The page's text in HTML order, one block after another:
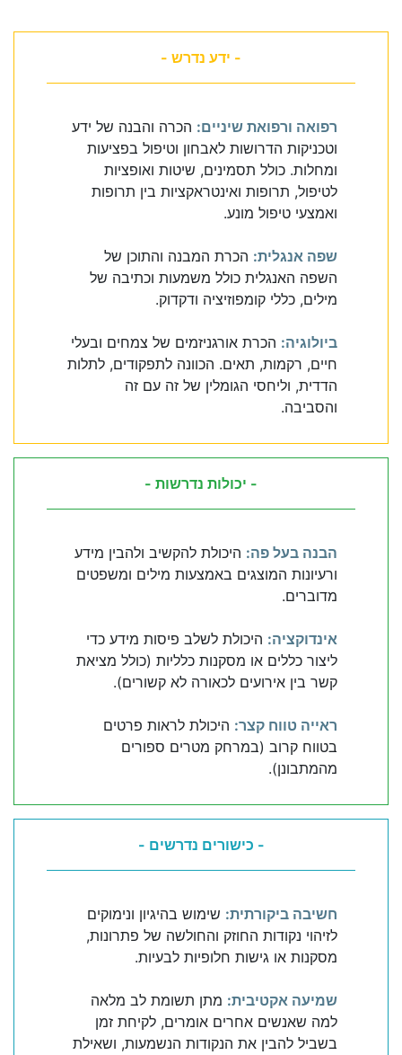
- ידע נדרש -
רפואה ורפואת שיניים: הכרה והבנה של ידע
וטכניקות הדרושות לאבחון וטיפול בפציעות
ומחלות. כולל תסמינים, שיטות ואופציות
לטיפול, תרופות ואינטראקציות בין תרופות
ואמצעי טיפול מונע.
שפה אנגלית: הכרת המבנה והתוכן של
השפה האנגלית כולל משמעות וכתיבה של
מילים, כללי קומפוזיציה ודקדוק.
ביולוגיה: הכרת אורגניזמים של צמחים ובעלי
חיים, רקמות, תאים. הכוונה לתפקודים, לתלות
הדדית, וליחסי הגומלין של זה עם זה
והסביבה.
- יכולות נדרשות -
הבנה בעל פה: היכולת להקשיב ולהבין מידע
ורעיונות המוצגים באמצעות מילים ומשפטים
מדוברים.
אינדוקציה: היכולת לשלב פיסות מידע כדי
ליצור כללים או מסקנות כלליות (כולל מציאת
קשר בין אירועים לכאורה לא קשורים).
ראייה טווח קצר: היכולת לראות פרטים
בטווח קרוב (במרחק מטרים ספורים
מהמתבונן).
- כישורים נדרשים -
חשיבה ביקורתית: שימוש בהיגיון ונימוקים
לזיהוי נקודות החוזק והחולשה של פתרונות,
מסקנות או גישות חלופיות לבעיות.
שמיעה אקטיבית: מתן תשומת לב מלאה
למה שאנשים אחרים אומרים, לקיחת זמן
בשביל להבין את הנקודות הנשמעות, ושאילת